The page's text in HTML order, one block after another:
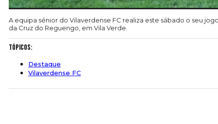
A equipa sénior do Vilaverdense FC realiza este sábado o seu
da Cruz do Reguengo, em Vila Verde.
Tópicos:
Destaque
Vilaverdense FC